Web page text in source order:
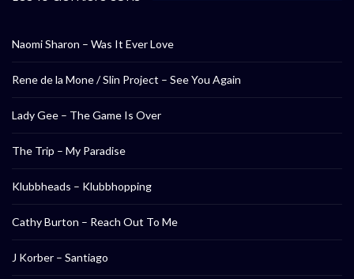
Naomi Sharon – Was It Ever Love
Rene de la Mone / Slin Project – See You Again
Lady Gee – The Game Is Over
The Trip – My Paradise
Klubbheads – Klubbhopping
Cathy Burton – Reach Out To Me
J Korber – Santiago